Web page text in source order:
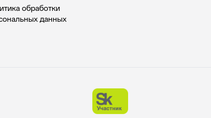
обработки
данных